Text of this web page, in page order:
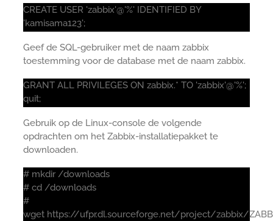
CREATE USER 'zabbix'@'%' IDENTIFIED BY
'kamisama123';
Geef de SQL-gebruiker met de naam zabbix
toestemming voor de database met de naam zabbix.
GRANT ALL PRIVILEGES ON zabbix.* TO 'zabbix'@'%';
quit;
Gebruik op de Linux-console de volgende
opdrachten om het Zabbix-installatiepakket te
downloaden.
# mkdir /downloads
# cd /downloads
#
wget https://ufpr.dl.sourceforge.net/project/zabbix/